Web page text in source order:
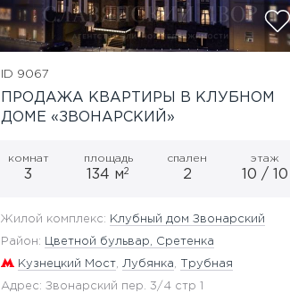
ID 9067
ПРОДАЖА КВАРТИРЫ В КЛУБНОМ
ДОМЕ «ЗВОНАРСКИЙ»
комнат
3
площадь
134 м2
спален
2
этаж
10 / 10
Жилой комплекс: Клубный дом Звонарский
Район: Цветной бульвар, Сретенка
Кузнецкий Мост, Лубянка Трубная
Адрес: Звонарский пер. 3/4 стр 1